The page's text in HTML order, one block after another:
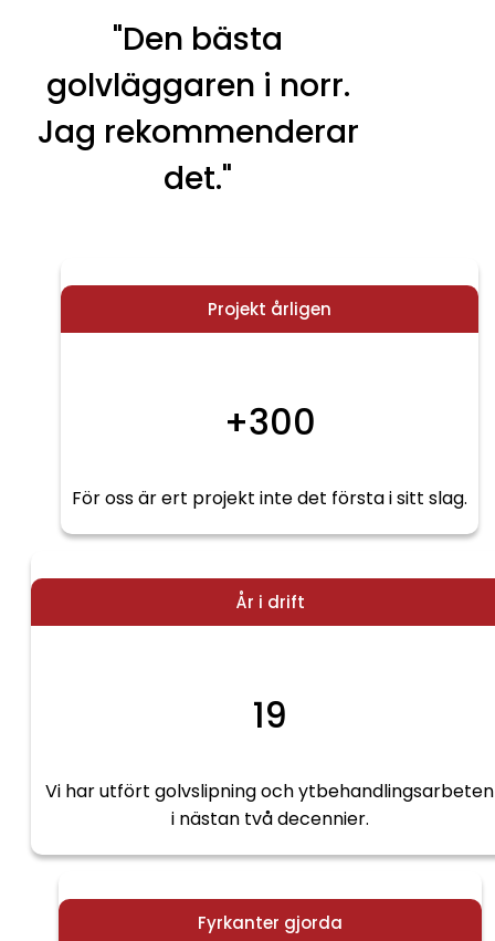
"Den bästa
golvläggaren i norr.
Jag rekommenderar
det."
Projekt årligen
+300
För oss är ert projekt inte det första i sitt slag.
År i drift
19
Vi har utfört golvslipning och ytbehandlingsarbeten
i nästan två decennier.
Fyrkanter gjorda